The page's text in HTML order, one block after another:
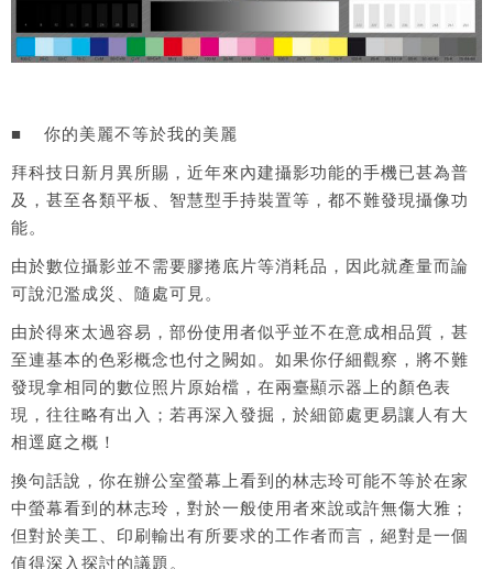
■ 你的美麗不等於我的美麗
拜科技日新月異所賜，近年來內建攝影功能的手機已甚為普
及，甚至各類平板、智慧型手持裝置等，都不難發現攝像功
能。
由於數位攝影並不需要膠捲底片等消耗品，因此就產量而論
可說氾濫成災、隨處可見。
由於得來太過容易，部份使用者似乎並不在意成相品質，甚
至連基本的色彩概念也付之闕如。如果你仔細觀察，將不難
發現拿相同的數位照片原始檔，在兩臺顯示器上的顏色表
現，往往略有出入；若再深入發掘，於細節處更易讓人有大
相逕庭之概！
換句話說，你在辦公室螢幕上看到的林志玲可能不等於在家
中螢幕看到的林志玲，對於一般使用者來說或許無傷大雅；
但對於美工、印刷輸出有所要求的工作者而言，絕對是一個
值得深入探討的議題。